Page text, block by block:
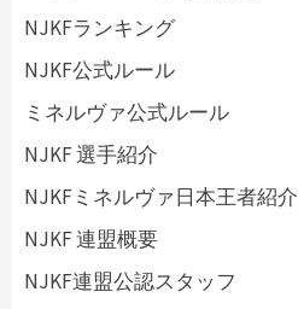
NJKFランキング
NJKF公式ルール
ミネルヴァ公式ルール
NJKF 選手紹介
NJKFミネルヴァ日本王者紹介
NJKF 連盟概要
NJKF連盟公認スタッフ